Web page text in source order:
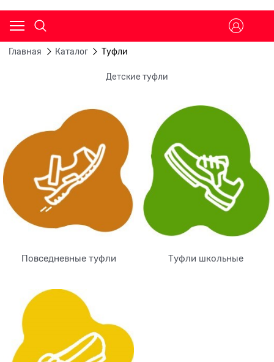
Главная Каталог Туфли
Детские туфли
Повседневные туфли Туфли школьные